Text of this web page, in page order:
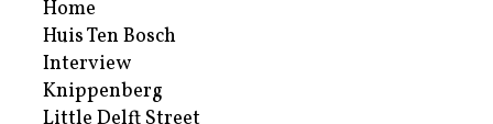
Home
Huis Ten Bosch
Interview
Knippenberg